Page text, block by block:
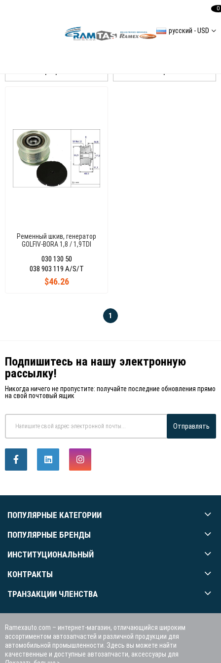
русский - USD
0
Ременный шкив, генератор
GOLFIV-BORA 1,8 / 1,9TDI
030 130 50
$46.26
038 903 119 A/S/T
1
Подпишитесь на нашу электронную
рассылку!
Никогда ничего не пропустите: получайте последние обновления прямо
на свой почтовый ящик
Отправлять
ПОПУЛЯРНЫЕ КАТЕГОРИИ
ПОПУЛЯРНЫЕ БРЕНДЫ
ИНСТИТУЦИОНАЛЬНЫЙ
КОНТРАКТЫ
ТРАНЗАКЦИИ ЧЛЕНСТВА
Ramexauto.com – интернет-магазин, отличающийся широким
ассортиментом автозапчастей и различной продукции для
автомобильной промышленности. Здесь вы можете найти
качественные и доступные автозапчасти, аксессуары для